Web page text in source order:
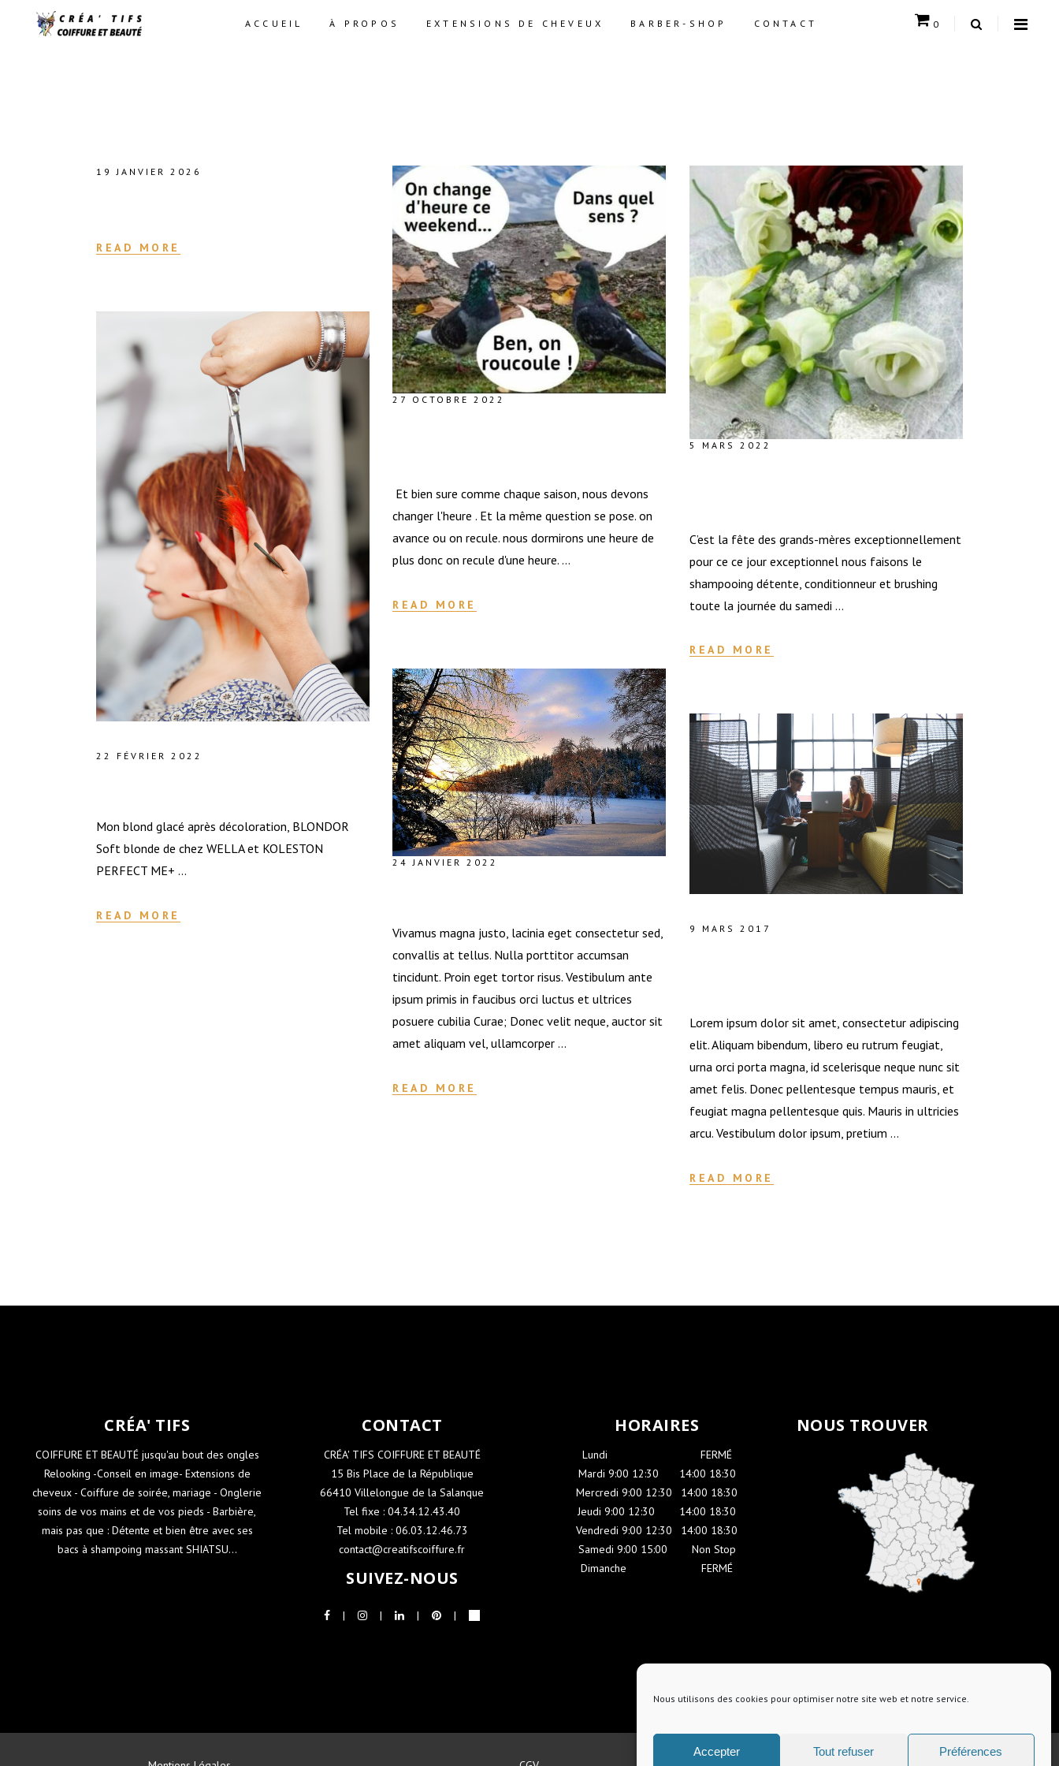
Nous utilisons des cookies pour optimiser notre site web et notre service.
Accepter Tout refuser Préférences
ACCUEIL À PROPOS EXTENSIONS DE CHEVEUX BARBER-SHOP CONTACT 0
19 JANVIER 2026
READ MORE
27 OCTOBRE 2022
Et bien sure comme chaque saison, nous devons
changer l'heure . Et la même question se pose. on
avance ou on recule. nous dormirons une heure de
plus donc on recule d'une heure.
READ MORE
5 MARS 2022
C’est la fête des grands-mères exceptionnellement
pour ce ce jour exceptionnel nous faisons le
shampooing détente, conditionneur et brushing
toute la journée du samedi
READ MORE
22 FÉVRIER 2022
Mon blond glacé après décoloration, BLONDOR
Soft blonde de chez WELLA et KOLESTON
PERFECT ME+
READ MORE
24 JANVIER 2022
Vivamus magna justo, lacinia eget consectetur sed,
convallis at tellus. Nulla porttitor accumsan
tincidunt. Proin eget tortor risus. Vestibulum ante
ipsum primis in faucibus orci luctus et ultrices
posuere cubilia Curae; Donec velit neque, auctor sit
amet aliquam vel, ullamcorper
READ MORE
9 MARS 2017
Lorem ipsum dolor sit amet, consectetur adipiscing
elit. Aliquam bibendum, libero eu rutrum feugiat,
urna orci porta magna, id scelerisque neque nunc sit
amet felis. Donec pellentesque tempus mauris, et
feugiat magna pellentesque quis. Mauris in ultricies
arcu. Vestibulum dolor ipsum, pretium
READ MORE
CRÉA' TIFS
COIFFURE ET BEAUTÉ jusqu'au bout des ongles
Relooking -Conseil en image- Extensions de
cheveux - Coiffure de soirée, mariage - Onglerie
soins de vos mains et de vos pieds - Barbière,
mais pas que : Détente et bien être avec ses
bacs à shampoing massant SHIATSU...
CONTACT
CRÉA' TIFS COIFFURE ET BEAUTÉ
15 Bis Place de la République
66410 Villelongue de la Salanque
Tel fixe : 04.34.12.43.40
Tel mobile : 06.03.12.46.73
contact@creatifscoiffure.fr
SUIVEZ-NOUS
HORAIRES
Lundi
FERMÉ
Mardi 9:00 12:30
14:00 18:30
Mercredi 9:00 12:30
14:00 18:30
Jeudi 9:00 12:30
14:00 18:30
Vendredi 9:00 12:30
14:00 18:30
Samedi 9:00 15:00
Non Stop
Dimanche -------------------FERMÉ
NOUS TROUVER